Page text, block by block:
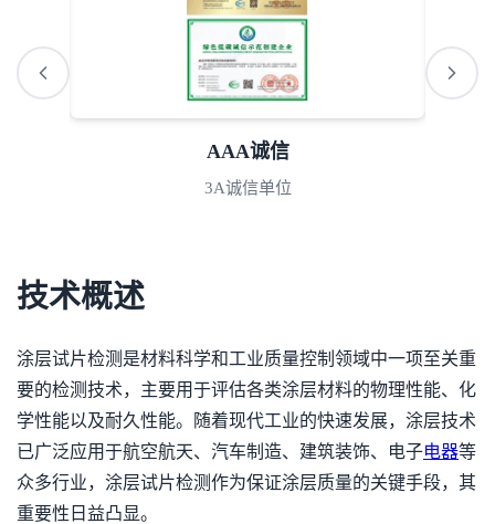
AAA诚信
3A诚信单位
技术概述
涂层试片检测是材料科学和工业质量控制领域中一项至关重
要的检测技术，主要用于评估各类涂层材料的物理性能、化
学性能以及耐久性能。随着现代工业的快速发展，涂层技术
已广泛应用于航空航天、汽车制造、建筑装饰、电子电器等
众多行业，涂层试片检测作为保证涂层质量的关键手段，其
重要性日益凸显。